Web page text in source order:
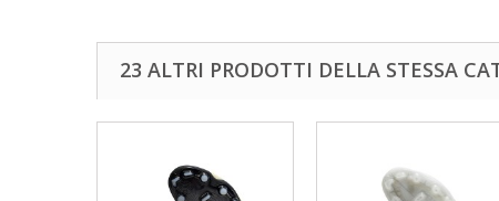
23 ALTRI PRODOTTI DELLA STESSA